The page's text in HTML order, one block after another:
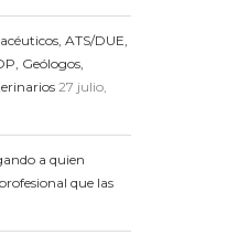
ATS/DUE,
Geólogos,
27 julio,
a quien
que las